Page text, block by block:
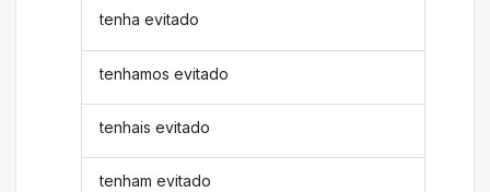
tenha evitado
tenhamos evitado
tenhais evitado
tenham evitado